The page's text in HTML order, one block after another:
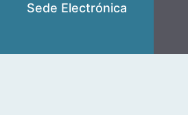
Sede Electrónica